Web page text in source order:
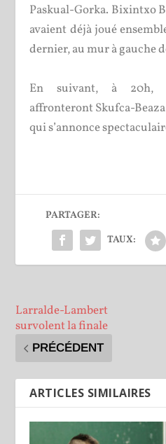
Paskual-Gorka. Bixintxo
avaient déjà joué
dernier, au mur à gauche
En suivant, à 20h,
affronteront Skufca-
qui s’annonce
PARTAGER:
TAUX:
Larralde-Lambert
survolent la finale
PRÉCÉDENT
ARTICLES SIMILAIRES